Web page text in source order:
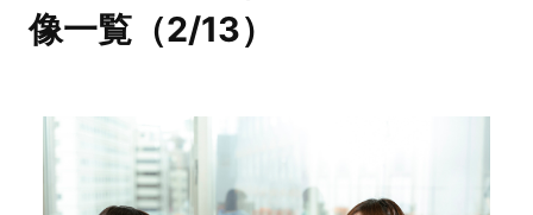
像一覧（2/13）